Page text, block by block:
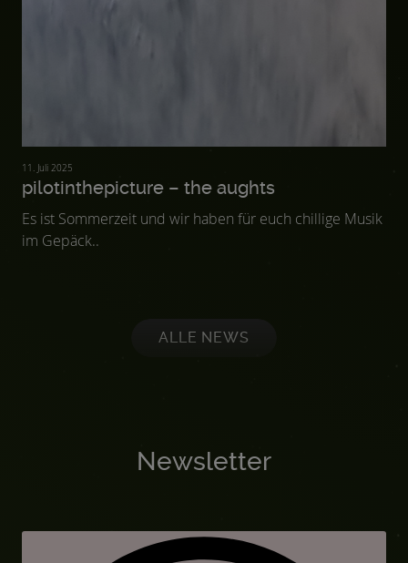
11. Juli 2025
pilotinthepicture – the aughts
Es ist Sommerzeit und wir haben für euch chillige Musik
im Gepäck..
ALLE NEWS
Newsletter